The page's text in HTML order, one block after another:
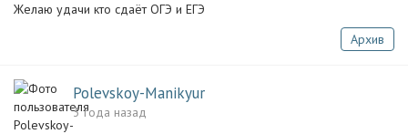
Желаю удачи кто сдаёт ОГЭ и ЕГЭ
Архив
Polevskoy-Manikyur
3 года назад